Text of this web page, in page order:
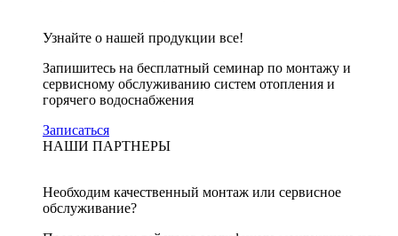
Узнайте о нашей продукции все!
Запишитесь на бесплатный семинар по монтажу и
сервисному обслуживанию систем отопления и
горячего водоснабжения
Записаться
НАШИ ПАРТНЕРЫ
Необходим качественный монтаж или сервисное
обслуживание?